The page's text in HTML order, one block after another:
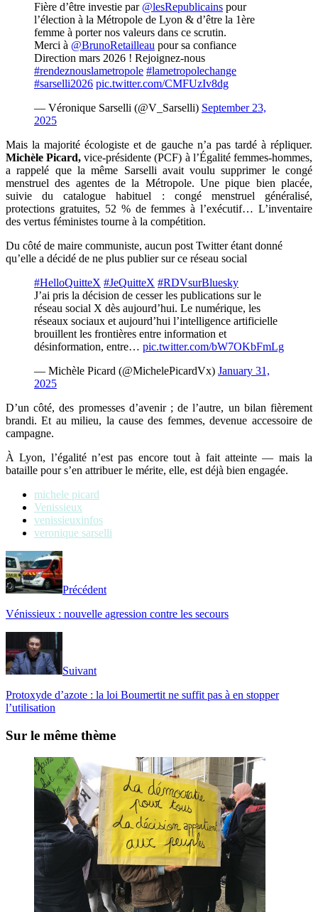
Fière d’être investie par @lesRepublicains pour
l’élection à la Métropole de Lyon & d’être la 1ère
femme à porter nos valeurs dans ce scrutin.
Merci à @BrunoRetailleau pour sa confiance
Direction mars 2026 ! Rejoignez-nous
#rendeznouslametropole #lametropolechange
#sarselli2026 pic.twitter.com/CMFUzIv8dg
— Véronique Sarselli (@V_Sarselli) September 23,
2025
Mais la majorité écologiste et de gauche n’a pas tardé à répliquer.
Michèle Picard, vice-présidente (PCF) à l’Égalité femmes-hommes,
a rappelé que la même Sarselli avait voulu supprimer le congé
menstruel des agentes de la Métropole. Une pique bien placée,
suivie du catalogue habituel : congé menstruel généralisé,
protections gratuites, 52 % de femmes à l’exécutif… L’inventaire
des vertus féministes tourne à la compétition.
Du côté de maire communiste, aucun post Twitter étant donné
qu’elle a décidé de ne plus publier sur ce réseau social
#HelloQuitteX #JeQuitteX #RDVsurBluesky
J’ai pris la décision de cesser les publications sur le
réseau social X dès aujourd’hui. Le numérique, les
réseaux sociaux et aujourd’hui l’intelligence artificielle
brouillent les frontières entre information et
désinformation, entre… pic.twitter.com/bW7OKbFmLg
— Michèle Picard (@MichelePicardVx) January 31,
2025
D’un côté, des promesses d’avenir ; de l’autre, un bilan fièrement
brandi. Et au milieu, la cause des femmes, devenue accessoire de
campagne.
À Lyon, l’égalité n’est pas encore tout à fait atteinte — mais la
bataille pour s’en attribuer le mérite, elle, est déjà bien engagée.
michele picard
Venissieux
venissieuxinfos
veronique sarselli
Précédent
Vénissieux : nouvelle agression contre les secours
Suivant
Protoxyde d’azote : la loi Boumertit ne suffit pas à en stopper
l’utilisation
Sur le même thème